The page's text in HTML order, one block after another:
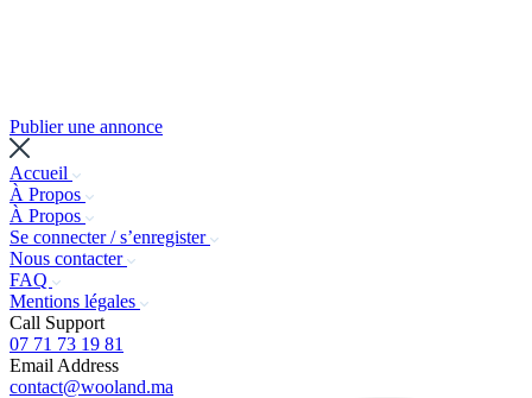
Publier une annonce
Accueil
À Propos
À Propos
Se connecter / s’enregister
Nous contacter
FAQ
Mentions légales
Call Support
07 71 73 19 81
Email Address
contact@wooland.ma